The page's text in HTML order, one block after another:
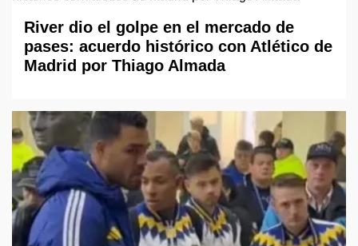
River dio el golpe en el mercado de
pases: acuerdo histórico con Atlético de
Madrid por Thiago Almada